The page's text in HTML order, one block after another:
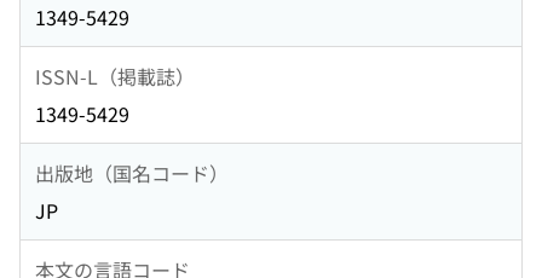
1349-5429
ISSN-L（掲載誌）
1349-5429
出版地（国名コード）
JP
本文の言語コード